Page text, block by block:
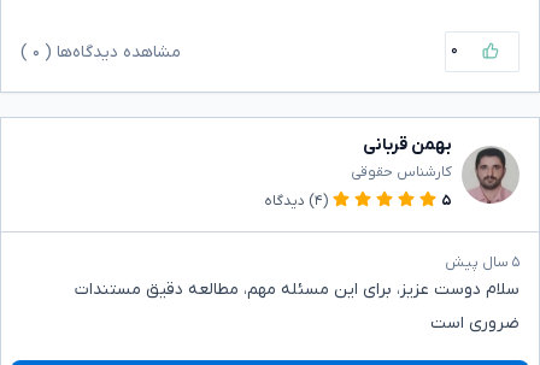
۰ مشاهده دیدگاه‌ها ( ۰
بهمن قربانی
کارشناس حقوقی
۵
(۴) دیدگاه
۵ سال پیش
سلام دوست عزیز، برای این مسئله مهم، مطالعه دقیق مستندات
ضروری است